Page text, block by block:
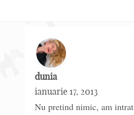
dunia
ianuarie 17, 2013
Nu pretind nimic, am